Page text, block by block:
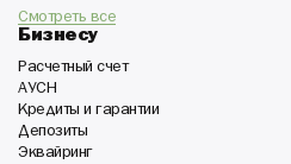
Смотреть все
Бизнесу
Расчетный счет
АУСН
Кредиты и гарантии
Депозиты
Эквайринг